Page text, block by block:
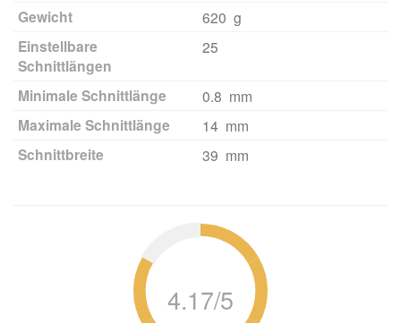
Gewicht 620 g
Einstellbare
Schnittlängen
25
Minimale Schnittlänge 0.8 mm
Maximale Schnittlänge 14 mm
Schnittbreite 39 mm